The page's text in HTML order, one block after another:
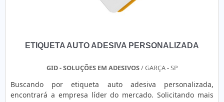
personalizações diversas.É indispensável citar que as
etiquetas ajudam a reforçar o nome e a presença da marca
solicitadas para uso individual, tais como para residências e
de trabalho e o que mais for necessário. Por último, mas
diversos produtos e objetos, identificando e informando
suas características. Devido a isso, é de vital importância
ETIQUETA AUTO ADESIVA PERSONALIZADA
GID - SOLUÇÕES EM ADESIVOS/ GARÇA - SP
Buscando por etiqueta auto adesiva personalizada,
encontrará a empresa líder do mercado. Solicitando mais